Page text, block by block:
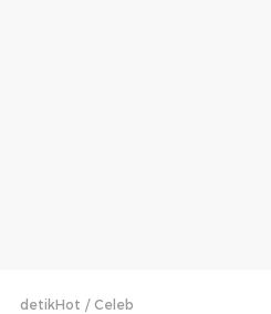
detikHot Celeb